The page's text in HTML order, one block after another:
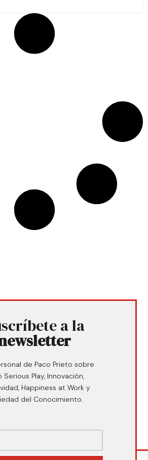
a la
de Paco Prieto sobre
Serious Play, Innovación,
Happiness at Work y
del Conocimiento.